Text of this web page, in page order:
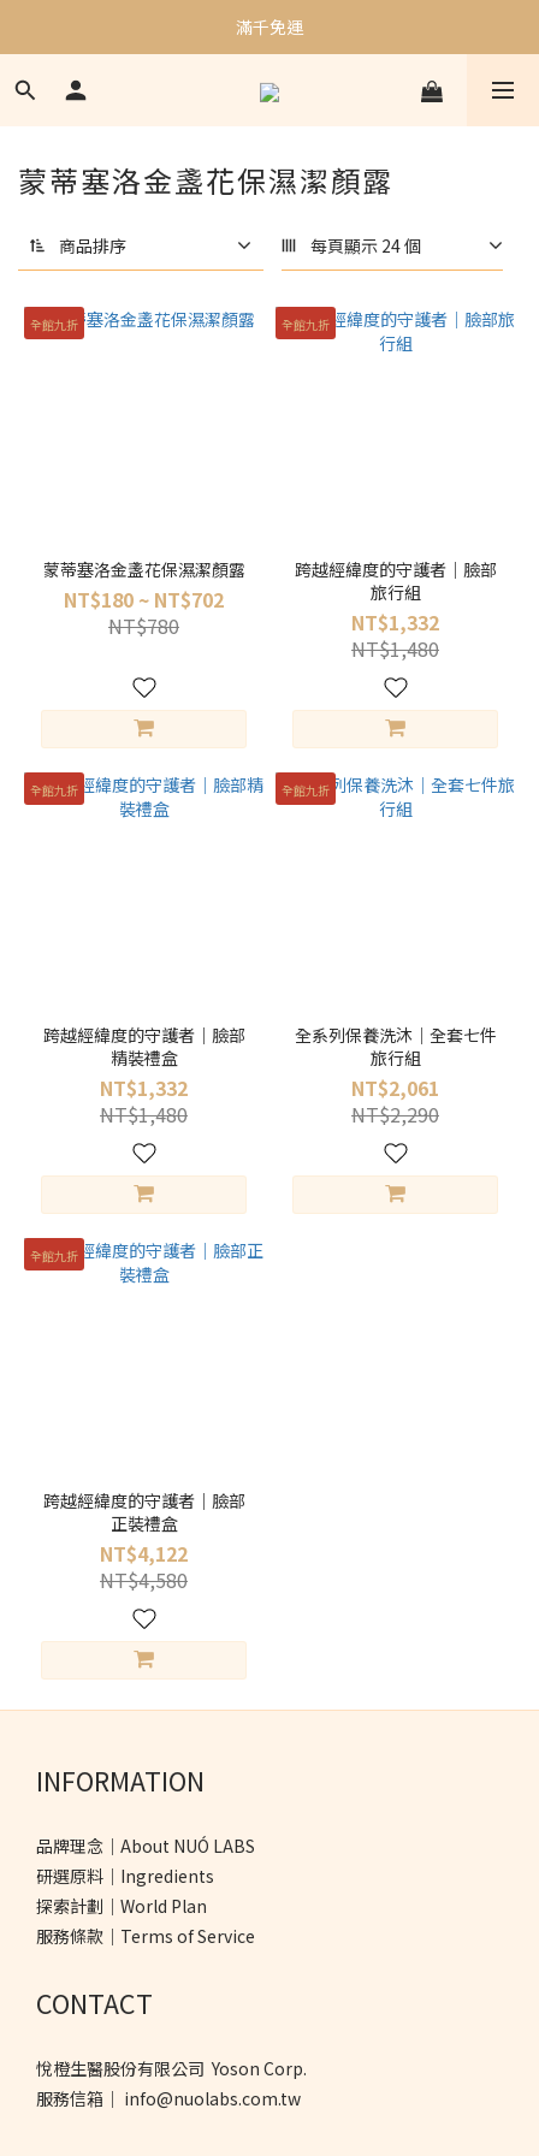
加入會員贈$50購物金｜邀請好友再贈$100購物金
滿千免運
加入會員贈$50購物金｜邀請好友再贈$100購物金
蒙蒂塞洛金盞花保濕潔顏露
商品排序 每頁顯示 24 個
全館九折
蒙蒂塞洛金盞花保濕潔顏露
NT$180 ~ NT$702
NT$780
全館九折
跨越經緯度的守護者｜臉部
旅行組
NT$1,332
NT$1,480
全館九折
跨越經緯度的守護者｜臉部
精裝禮盒
NT$1,332
NT$1,480
全館九折
全系列保養洗沐｜全套七件
旅行組
NT$2,061
NT$2,290
全館九折
跨越經緯度的守護者｜臉部
正裝禮盒
NT$4,122
NT$4,580
INFORMATION
品牌理念｜About NUÓ LABS
研選原料｜Ingredients
探索計劃｜World Plan
服務條款｜Terms of Service
CONTACT
悅橙生醫股份有限公司 Yoson Corp.
服務信箱｜ info@nuolabs.com.tw